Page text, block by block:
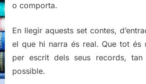
o comporta.
En llegir aquests set contes,
el que hi narra és real. Que tot és
per escrit dels seus records,
possible.